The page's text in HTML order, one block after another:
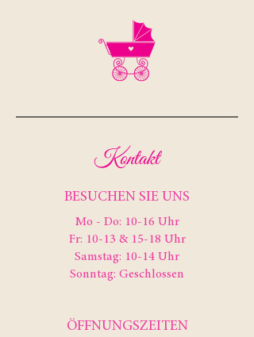
Kontakt
BESUCHEN SIE UNS
Mo - Do: 10-16 Uhr
Fr: 10-13 & 15-18 Uhr
Samstag: 10-14 Uhr
Sonntag: Geschlossen
ÖFFNUNGSZEITEN